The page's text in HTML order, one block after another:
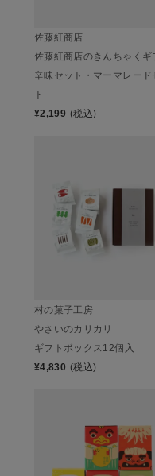
佐藤紅商店
佐藤紅商店のきんちゃくギ
辛味セット・マーマレード
ト
¥2,199 (税込)
村の菓子工房
やさいのカリカリ
ギフトボックス12個入
¥4,830 (税込)